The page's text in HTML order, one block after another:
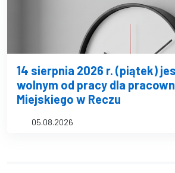
14 sierpnia 2026 r. (piątek)
wolnym od pracy dla
Miejskiego w Reczu
05.08.2026